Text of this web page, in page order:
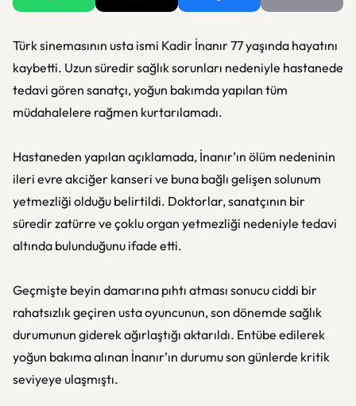
Türk sinemasının usta ismi Kadir İnanır 77 yaşında hayatını
kaybetti. Uzun süredir sağlık sorunları nedeniyle hastanede
tedavi gören sanatçı, yoğun bakımda yapılan tüm
müdahalelere rağmen kurtarılamadı.
Hastaneden yapılan açıklamada, İnanır’ın ölüm nedeninin
ileri evre akciğer kanseri ve buna bağlı gelişen solunum
yetmezliği olduğu belirtildi. Doktorlar, sanatçının bir
süredir zatürre ve çoklu organ yetmezliği nedeniyle tedavi
altında bulunduğunu ifade etti.
Geçmişte beyin damarına pıhtı atması sonucu ciddi bir
rahatsızlık geçiren usta oyuncunun, son dönemde sağlık
durumunun giderek ağırlaştığı aktarıldı. Entübe edilerek
yoğun bakıma alınan İnanır’ın durumu son günlerde kritik
seviyeye ulaşmıştı.